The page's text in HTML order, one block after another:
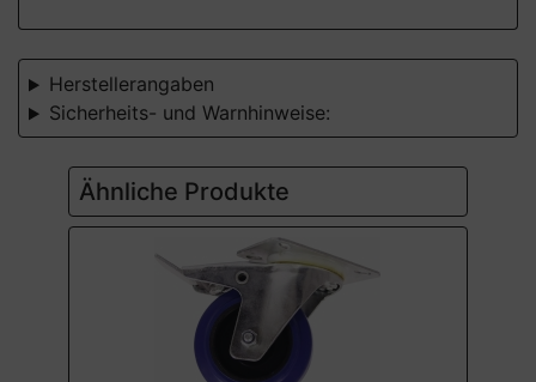
Herstellerangaben
Sicherheits- und Warnhinweise:
Ähnliche Produkte